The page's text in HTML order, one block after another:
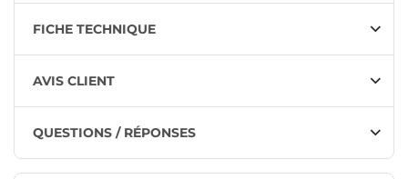
FICHE TECHNIQUE
AVIS CLIENT
QUESTIONS / RÉPONSES